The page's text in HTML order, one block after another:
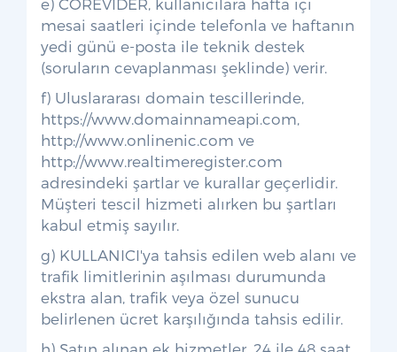
e) COREVİDER, kullanıcılara hafta içi
mesai saatleri içinde telefonla ve haftanın
yedi günü e-posta ile teknik destek
(soruların cevaplanması şeklinde) verir.
f) Uluslararası domain tescillerinde,
https://www.domainnameapi.com,
http://www.onlinenic.com ve
http://www.realtimeregister.com
adresindeki şartlar ve kurallar geçerlidir.
Müşteri tescil hizmeti alırken bu şartları
kabul etmiş sayılır.
g) KULLANICI'ya tahsis edilen web alanı ve
trafik limitlerinin aşılması durumunda
ekstra alan, trafik veya özel sunucu
belirlenen ücret karşılığında tahsis edilir.
h) Satın alınan ek hizmetler, 24 ile 48 saat